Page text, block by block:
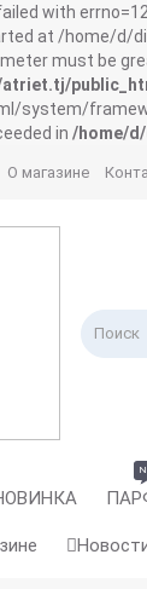
with
at /home/
must be
system/
in /home/
О магазине